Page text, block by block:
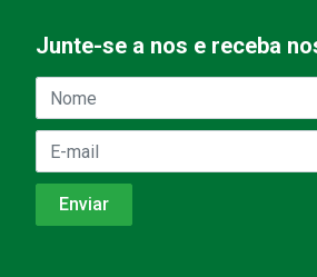
Junte-se a nos e receba